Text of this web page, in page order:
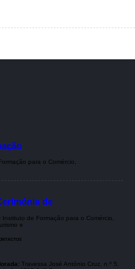
para o Comércio,
de
Instituto de Formação para o Comércio,
e
Travessa José António Cruz, n.º 5,